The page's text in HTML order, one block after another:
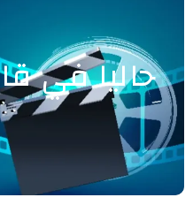
حاليا في